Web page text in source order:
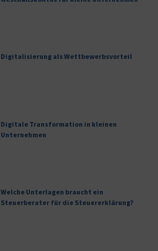
Digitalisierung als Wettbewerbsvorteil
Digitale Transformation in kleinen
Unternehmen
Welche Unterlagen braucht ein
Steuerberater für die Steuererklärung?